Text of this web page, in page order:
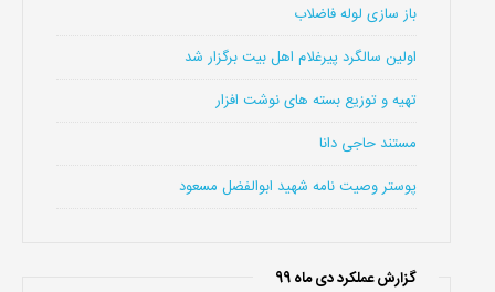
باز سازی لوله فاضلاب
اولین سالگرد پیرغلام اهل بیت برگزار شد
تهیه و توزیع بسته های نوشت افزار
مستند حاجی دانا
پوستر وصیت نامه شهید ابوالفضل مسعود
گزارش عملکرد دی ماه 99